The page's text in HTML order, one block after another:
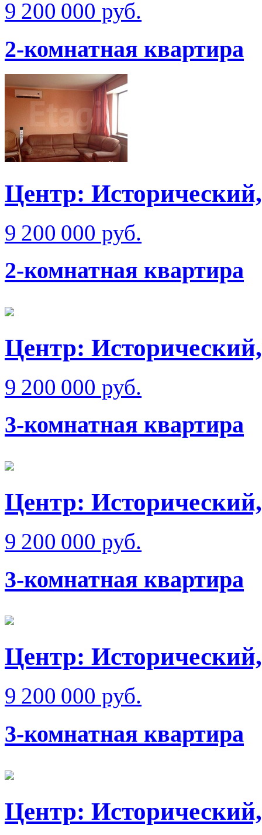
9 200 000 руб.
2-комнатная квартира
Центр:
9 200 000 руб.
2-комнатная квартира
Центр:
9 200 000 руб.
3-комнатная квартира
Центр:
9 200 000 руб.
3-комнатная квартира
Центр:
9 200 000 руб.
3-комнатная квартира
Центр: